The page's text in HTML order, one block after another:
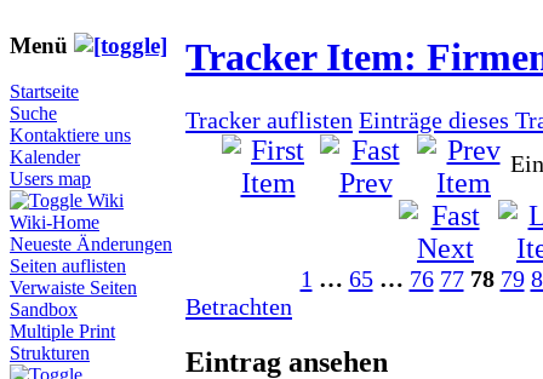
Menü
Startseite
Suche
Kontaktiere uns
Kalender
Users map
Wiki
Wiki-Home
Neueste Änderungen
Seiten auflisten
Verwaiste Seiten
Sandbox
Multiple Print
Strukturen
Tracker Item:
Tracker auflisten Einträge dieses
1 … 65 … 76 77 78 79
Betrachten
Eintrag ansehen